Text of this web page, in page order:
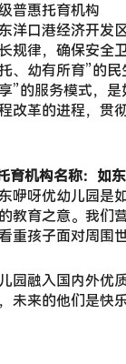
普惠托育机构
洋口港经济开发
规律，确保安全
、幼有所育”的
”的服务模式，
改革的进程，贯
育机构名称：如
咿呀优幼儿园是
教育之意。我们
重孩子面对周围
园融入国内外优
未来的他们是快